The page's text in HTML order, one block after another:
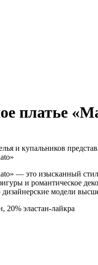
платье
и купальников
— это изысканный
и романтическое
модели
20% эластан-лайкра